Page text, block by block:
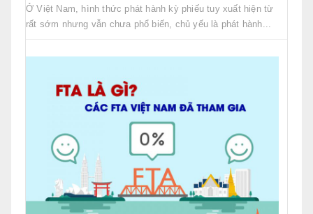
Ở Việt Nam, hình thức phát hành kỳ phiếu tuy xuất hiện từ
rất sớm nhưng vẫn chưa phổ biến, chủ yếu là phát hành...